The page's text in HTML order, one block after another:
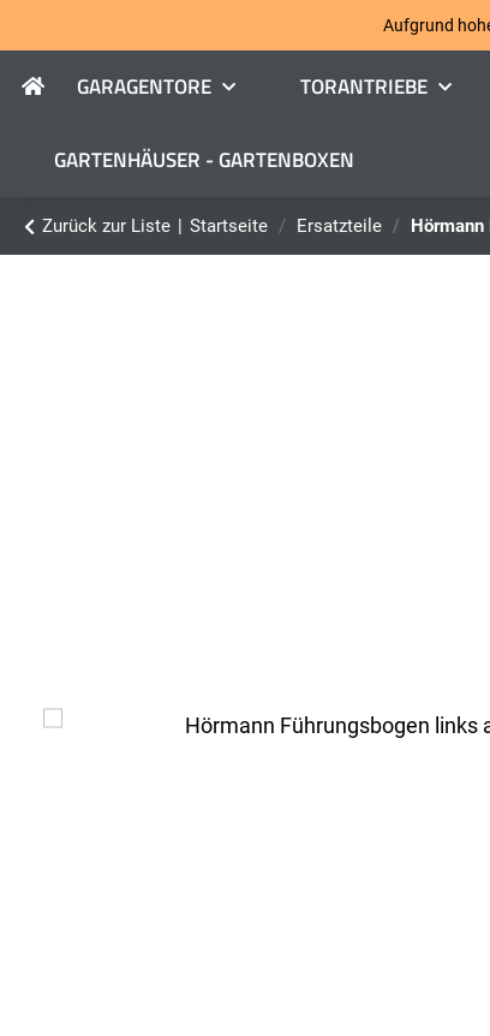
Aufgrund
GARAGENTORE TORANTRIEBE
GARTENHÄUSER - GARTENBOXEN
Zurück zur Liste Startseite Ersatzteile